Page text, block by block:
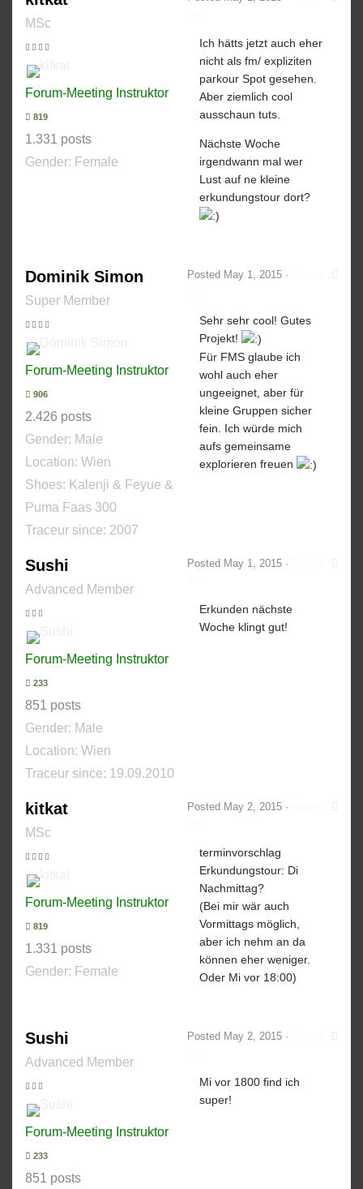
MSc
Forum-Meeting Instruktor
819
1.331 posts
Gender: Female
Ich hätts jetzt auch eher
nicht als fm/ expliziten
parkour Spot gesehen.
Aber ziemlich cool
ausschaun tuts.
Nächste Woche
irgendwann mal wer
Lust auf ne kleine
erkundungstour dort?
Dominik Simon
Super Member
Forum-Meeting Instruktor
906
2.426 posts
Gender: Male
Location: Wien
Shoes: Kalenji & Feyue &
Puma Faas 300
Traceur since: 2007
Posted May 1, 2015 ·
Sehr sehr cool! Gutes
Projekt!
Für FMS glaube ich
wohl auch eher
ungeeignet, aber für
kleine Gruppen sicher
fein. Ich würde mich
aufs gemeinsame
explorieren freuen
Sushi
Advanced Member
Forum-Meeting Instruktor
233
851 posts
Gender: Male
Location: Wien
Traceur since: 19.09.2010
Posted May 1, 2015 ·
Erkunden nächste
Woche klingt gut!
kitkat
MSc
Forum-Meeting Instruktor
819
1.331 posts
Gender: Female
Posted May 2, 2015 ·
terminvorschlag
Erkundungstour: Di
Nachmittag?
(Bei mir wär auch
Vormittags möglich,
aber ich nehm an da
können eher weniger.
Oder Mi vor 18:00)
Sushi
Advanced Member
Forum-Meeting Instruktor
233
851 posts
Posted May 2, 2015 ·
Mi vor 1800 find ich
super!